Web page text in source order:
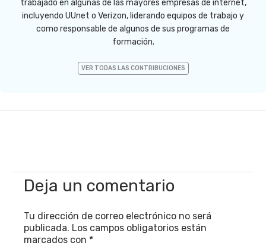
trabajado en algunas de las mayores empresas de internet,
incluyendo UUnet o Verizon, liderando equipos de trabajo y
como responsable de algunos de sus programas de
formación.
VER TODAS LAS CONTRIBUCIONES
Deja un comentario
Tu dirección de correo electrónico no será
publicada. Los campos obligatorios están
marcados con *